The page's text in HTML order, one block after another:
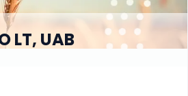
LT, UAB